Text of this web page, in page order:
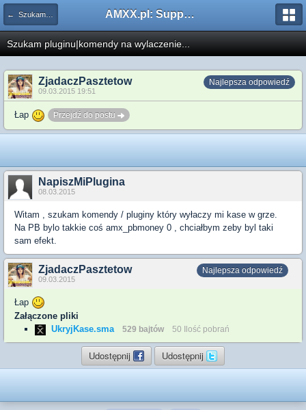
← Szukam pluginu AMXX.pl: Support AMX Mod X i SourceMod
Szukam pluginu|komendy na wylaczenie...
Najlepsza odpowiedź
ZjadaczPasztetow
09.03.2015 19:51
Łap Przejdź do postu
NapiszMiPlugina
08.03.2015
Witam , szukam komendy / pluginy który wyłaczy mi kase w grze.
Na PB bylo takkie coś amx_pbmoney 0 , chciałbym zeby byl taki
sam efekt.
Najlepsza odpowiedź
ZjadaczPasztetow
09.03.2015
Łap
Załączone pliki
UkryjKase.sma
529 bajtów 50 Ilość pobrań
Udostępnij Udostępnij